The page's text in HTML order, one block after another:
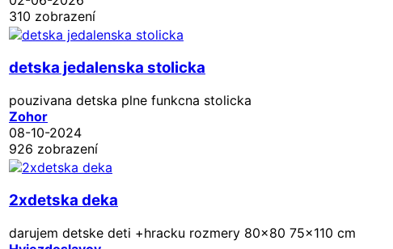
310 zobrazení
detska jedalenska stolicka
pouzivana detska plne funkcna stolicka
Zohor
08-10-2024
926 zobrazení
2xdetska deka
darujem detske deti +hracku rozmery 80x80 75x110 cm